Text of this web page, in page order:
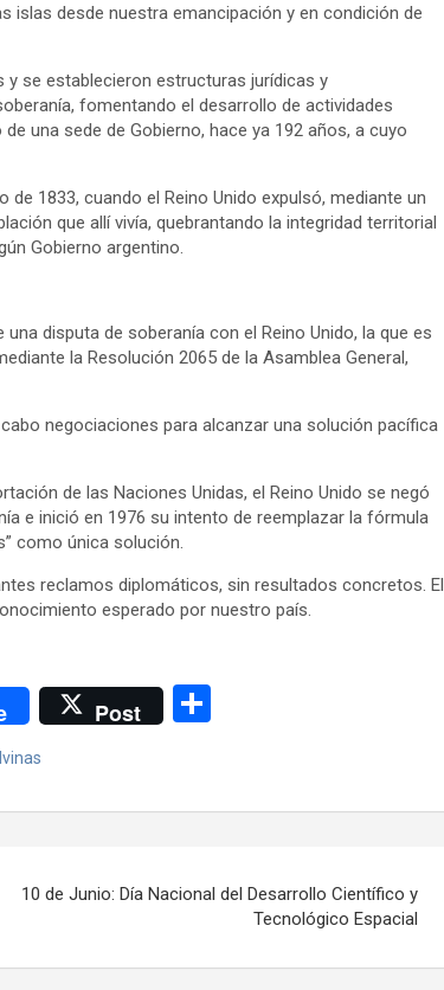
islas desde nuestra emancipación y en condición de
y se establecieron estructuras jurídicas y
fomentando el desarrollo de actividades
una sede de Gobierno, hace ya 192 años, a cuyo
1833, cuando el Reino Unido expulsó, mediante un
que allí vivía, quebrantando la integridad territorial
Gobierno argentino.
disputa de soberanía con el Reino Unido, la que es
la Resolución 2065 de la Asamblea General,
negociaciones para alcanzar una solución pacífica
de las Naciones Unidas, el Reino Unido se negó
e inició en 1976 su intento de reemplazar la fórmula
como única solución.
reclamos diplomáticos, sin resultados concretos. El
esperado por nuestro país.
Post
p
tir
10 de Junio: Día Nacional del Desarrollo Científico y
Tecnológico Espacial